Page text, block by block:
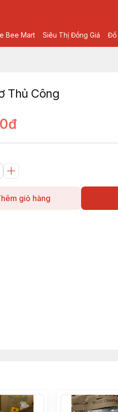
Bee Mart Siêu Thị Đồng Giá Đồ
Thủ Công
giỏ hàng